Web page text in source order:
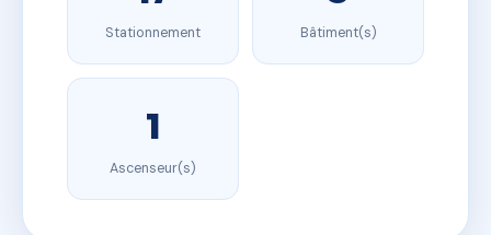
Stationnement Bâtiment(s)
1
Ascenseur(s)